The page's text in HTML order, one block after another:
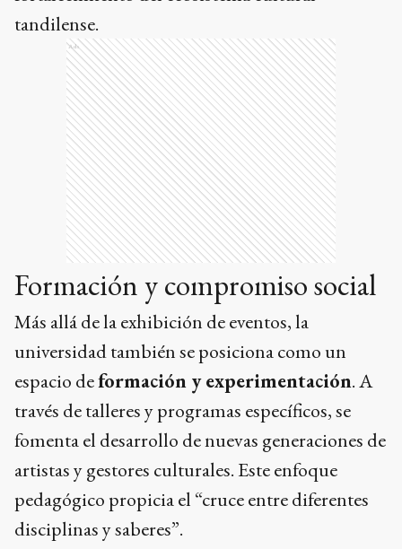
tandilense.
Ads
Formación y compromiso social
Más allá de la exhibición de eventos, la
universidad también se posiciona como un
espacio deformación y experimentación. A
través de talleres y programas específicos, se
fomenta el desarrollo de nuevas generaciones de
artistas y gestores culturales. Este enfoque
pedagógico propicia el “cruce entre diferentes
disciplinas y saberes”.